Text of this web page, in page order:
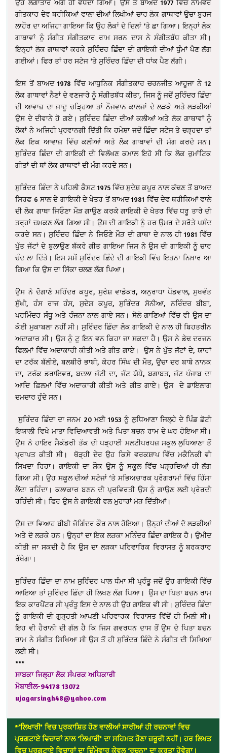
ਉਹ ਲਗਾਤਾਰ ਅੱਗੇ ਹੀ ਵੱਧਦਾ ਗਿਆ। ਉਸ ਤੋਂ ਬਾਅਦ 1977 ਵਿੱਚ ਨਾਮਵਰ
ਗੀਤਕਾਰ ਦੇਵ ਥਰੀਕਿਆਂ ਵਾਲਾ ਦੀਆਂ ਲਿਖੀਆਂ ਚਾਰ ਲੋਕ ਗਾਥਾਵਾਂ ਉਚਾ ਬੁਰਜ
ਲਾਹੌਰ ਦਾ ਅਜਿਹਾ ਗਾਇਆ ਕਿ ਉਹ ਲੋਕਾਂ ਦੇ ਦਿਲਾਂ ‘ਤੇ ਛਾ ਗਿਆ। ਇਨ੍ਹਾਂ ਲੋਕ
ਗਾਥਾਵਾਂ ਨੂੰ ਸੰਗੀਤ ਸੰਗੀਤਕਾਰ ਰਾਮ ਸਰਨ ਦਾਸ ਨੇ ਸੰਗੀਤਬੱਧ ਕੀਤਾ ਸੀ।
ਇਨ੍ਹਾਂ ਲੋਕ ਗਾਥਾਵਾਂ ਕਰਕੇ ਸੁਰਿੰਦਰ ਛਿੰਦਾ ਦੀ ਗਾਇਕੀ ਦੀਆਂ ਧੁੰਮਾਂ ਪੈਣ ਲੱਗ
ਗਈਆਂ। ਫਿਰ ਤਾਂ ਹਰ ਸਟੇਜ ‘ਤੇ ਸੁਰਿੰਦਰ ਛਿੰਦਾ ਦੀ ਧਾਂਕ ਪੈਣ ਲੱਗੀ।
ਇਸ ਤੋਂ ਬਾਅਦ 1978 ਵਿੱਚ ਆਧੁਨਿਕ ਸੰਗੀਤਕਾਰ ਚਰਨਜੀਤ ਆਹੂਜਾ ਨੇ 12
ਲੋਕ ਗਾਥਾਵਾਂ ਨੈਣਾਂ ਦੇ ਵਣਜਾਰੇ ਨੂੰ ਸੰਗੀਤਬੱਧ ਕੀਤਾ, ਜਿਸ ਨੂੰ ਜਦੋਂ ਸੁਰਿੰਦਰ ਛਿੰਦਾ
ਦੀ ਆਵਾਜ਼ ਦਾ ਜਾਦੂ ਚੜ੍ਹਿਆ ਤਾਂ ਨੌਜਵਾਨ ਕਾਲਜਾਂ ਦੇ ਲੜਕੇ ਅਤੇ ਲੜਕੀਆਂ
ਉਸ ਦੇ ਦੀਵਾਨੇ ਹੋ ਗਏ। ਸੁਰਿੰਦਰ ਛਿੰਦਾ ਦੀਆਂ ਕਲੀਆਂ ਅਤੇ ਲੋਕ ਗਾਥਾਵਾਂ ਨੂੰ
ਲੋਕਾਂ ਨੇ ਅਜਿਹੀ ਪ੍ਰਵਾਨਗੀ ਦਿੱਤੀ ਕਿ ਹਮੇਸ਼ਾ ਜਦੋਂ ਛਿੰਦਾ ਸਟੇਜ ਤੇ ਚੜ੍ਹਦਾ ਤਾਂ
ਲੋਕ ਇਕ ਆਵਾਜ਼ ਵਿੱਚ ਕਲੀਆਂ ਅਤੇ ਲੋਕ ਗਾਥਾਵਾਂ ਦੀ ਮੰਗ ਕਰਦੇ ਸਨ।
ਸੁਰਿੰਦਰ ਛਿੰਦਾ ਦੀ ਗਾਇਕੀ ਦੀ ਵਿਲੱਖਣ ਕਮਾਲ ਇਹੋ ਸੀ ਕਿ ਲੋਕ ਰੁਮਾਂਟਿਕ
ਗੀਤਾਂ ਦੀ ਥਾਂ ਲੋਕ ਗਾਥਾਵਾਂ ਦੀ ਮੰਗ ਕਰਦੇ ਸਨ।
ਸੁਰਿੰਦਰ ਛਿੰਦਾ ਨੇ ਪਹਿਲੀ ਕੈਸਟ 1975 ਵਿੱਚ ਸੁਦੇਸ਼ ਕਪੂਰ ਨਾਲ ਕੱਢਣ ਤੋਂ ਬਾਅਦ
ਸਿਰਫ 6 ਸਾਲ ਦੇ ਗਾਇਕੀ ਦੇ ਖੇਤਰ ਤੋਂ ਬਾਅਦ 1981 ਵਿੱਚ ਦੇਵ ਥਰੀਕਿਆਂ ਵਾਲੇ
ਦੀ ਲੋਕ ਗਾਥਾ ਜਿਓਣਾ ਮੌੜ ਗਾਉਣ ਕਰਕੇ ਗਾਇਕੀ ਦੇ ਖੇਤਰ ਵਿੱਚ ਧਰੂ ਤਾਰੇ ਦੀ
ਤਰ੍ਹਾਂ ਚਮਕਣ ਲੱਗ ਗਿਆ ਸੀ। ਉਸ ਦੀ ਗਾਇਕੀ ਨੂੰ ਹਰ ਉਮਰ ਦੇ ਸਰੋਤੇ ਪਸੰਦ
ਕਰਦੇ ਸਨ। ਸੁਰਿੰਦਰ ਛਿੰਦਾ ਨੇ ਜਿਓਣੇ ਮੌੜ ਦੀ ਗਾਥਾ ਦੇ ਨਾਲ ਹੀ 1981 ਵਿੱਚ
ਪੁੱਤ ਜੱਟਾਂ ਦੇ ਬੁਲਾਉਣ ਬੱਕਰੇ ਗੀਤ ਗਾਇਆ ਜਿਸ ਨੇ ਉਸ ਦੀ ਗਾਇਕੀ ਨੂੰ ਚਾਰ
ਚੰਦ ਲਾ ਦਿੱਤੇ। ਇਸ ਸਮੇਂ ਸੁਰਿੰਦਰ ਛਿੰਦੇ ਦੀ ਗਾਇਕੀ ਵਿੱਚ ਇਤਨਾ ਨਿਖ਼ਾਰ ਆ
ਗਿਆ ਕਿ ਉਸ ਦਾ ਸਿੱਕਾ ਚਲਣ ਲੱਗ ਪਿਆ।
ਉਸ ਨੇ ਦੋਗਾਣੇ ਮਹਿੰਦਰ ਕਪੂਰ, ਸੁਰੇਸ਼ ਵਾਡੇਕਰ, ਅਨੁਰਾਧਾ ਪੌਡਵਾਲ, ਸੁਖਵੰਤ
ਸੁੱਖੀ, ਹੰਸ ਰਾਜ ਹੰਸ, ਸੁਦੇਸ਼ ਕਪੂਰ, ਸੁਰਿੰਦਰ ਸੋਨੀਆ, ਨਰਿੰਦਰ ਬੀਬਾ,
ਪਰਮਿੰਦਰ ਸੰਧੂ ਅਤੇ ਰੰਜਨਾ ਨਾਲ ਗਾਏ ਸਨ। ਸੋਲੋ ਗਾਣਿਆਂ ਵਿੱਚ ਵੀ ਉਸ ਦਾ
ਕੋਈ ਮੁਕਾਬਲਾ ਨਹੀਂ ਸੀ। ਸੁਰਿੰਦਰ ਛਿੰਦਾ ਲੋਕ ਗਾਇਕੀ ਦੇ ਨਾਲ ਹੀ ਬਿਹਤਰੀਨ
ਅਦਾਕਾਰ ਸੀ। ਉਸ ਨੂੰ ਟੂ ਇਨ ਵਨ ਕਿਹਾ ਜਾ ਸਕਦਾ ਹੈ। ਉਸ ਨੇ ਡੇਢ ਦਰਜਨ
ਫਿਲਮਾਂ ਵਿੱਚ ਅਦਾਕਾਰੀ ਕੀਤੀ ਅਤੇ ਗੀਤ ਗਾਏ। ਉਸ ਨੇ ਪੁੱਤ ਜੱਟਾਂ ਦੇ, ਯਾਰਾਂ
ਦਾ ਟਰੱਕ ਬੱਲੀਏ, ਬਲਬੀਰੋ ਭਾਬੀ, ਕੇਹਰ ਸਿੰਘ ਦੀ ਮੌਤ, ਉਚਾ ਦਰ ਬਾਬੇ ਨਾਨਕ
ਦਾ, ਟਰੱਕ ਡਰਾਇਵਰ, ਬਦਲਾ ਜੱਟੀ ਦਾ, ਜੱਟ ਯੋਧੇ, ਬਗਾਬਤ, ਜੱਟ ਪੰਜਾਬ ਦਾ
ਆਦਿ ਫ਼ਿਲਮਾਂ ਵਿੱਚ ਅਦਾਕਾਰੀ ਕੀਤੀ ਅਤੇ ਗੀਤ ਗਾਏ। ਉਸ ਦੇ ਡਾਇਲਾਗ
ਦਮਦਾਰ ਹੁੰਦੇ ਸਨ।
ਸੁਰਿੰਦਰ ਛਿੰਦਾ ਦਾ ਜਨਮ 20 ਮਈ 1953 ਨੂੰ ਲੁਧਿਆਣਾ ਜਿਲ੍ਹੇ ਦੇ ਪਿੰਡ ਛੋਟੀ
ਇਯਾਲੀ ਵਿਖੇ ਮਾਤਾ ਵਿਦਿਆਵਤੀ ਅਤੇ ਪਿਤਾ ਬਚਨ ਰਾਮ ਦੇ ਘਰ ਹੋਇਆ ਸੀ।
ਉਸ ਨੇ ਹਾਇਰ ਸੈਕੰਡਰੀ ਤੱਕ ਦੀ ਪੜ੍ਹਾਈ ਮਲਟੀਪਰਪਜ਼ ਸਕੂਲ ਲੁਧਿਆਣਾ ਤੋਂ
ਪ੍ਰਾਪਤ ਕੀਤੀ ਸੀ। ਥੋੜ੍ਹੀ ਦੇਰ ਉਹ ਕਿਸੇ ਵਰਕਸ਼ਾਪ ਵਿੱਚ ਮਕੈਨਿਕੀ ਵੀ
ਸਿਖਦਾ ਰਿਹਾ। ਗਾਇਕੀ ਦਾ ਸ਼ੌਕ ਉਸ ਨੂੰ ਸਕੂਲ ਵਿੱਚ ਪੜ੍ਹਦਿਆਂ ਹੀ ਲੱਗ
ਗਿਆ ਸੀ। ਉਹ ਸਕੂਲ ਦੀਆਂ ਸਟੇਜਾਂ ‘ਤੇ ਸਭਿਅਚਾਰਕ ਪ੍ਰੋਗਰਾਮਾਂ ਵਿੱਚ ਹਿੱਸਾ
ਲੈਂਦਾ ਰਹਿੰਦਾ। ਕਲਾਕਾਰ ਬਣਨ ਦੀ ਪ੍ਰਵਿਰਤੀ ਉਸ ਨੂੰ ਗਾਉਣ ਲਈ ਪ੍ਰੇਰਦੀ
ਰਹਿੰਦੀ ਸੀ। ਫਿਰ ਉਸ ਨੇ ਗਾਇਕੀ ਵਲ ਮੁਹਾਰਾਂ ਮੋੜ ਦਿੱਤੀਆਂ।
ਉਸ ਦਾ ਵਿਆਹ ਬੀਬੀ ਜੋਗਿੰਦਰ ਕੌਰ ਨਾਲ ਹੋਇਆ। ਉਨ੍ਹਾਂ ਦੀਆਂ ਦੋ ਲੜਕੀਆਂ
ਅਤੇ ਦੋ ਲੜਕੇ ਹਨ। ਉਨ੍ਹਾਂ ਦਾ ਇਕ ਲੜਕਾ ਮਨਿੰਦਰ ਛਿੰਦਾ ਗਾਇਕ ਹੈ। ਉਮੀਦ
ਕੀਤੀ ਜਾ ਸਕਦੀ ਹੈ ਕਿ ਉਸ ਦਾ ਲੜਕਾ ਪਰਿਵਾਰਿਕ ਵਿਰਾਸਤ ਨੂੰ ਬਰਕਰਾਰ
ਰੱਖੇਗਾ।
ਸੁਰਿੰਦਰ ਛਿੰਦਾ ਦਾ ਨਾਮ ਸੁਰਿੰਦਰ ਪਾਲ ਧੰਮਾ ਸੀ ਪ੍ਰੰਤੂ ਜਦੋਂ ਉਹ ਗਾਇਕੀ ਵਿੱਚ
ਆਇਆ ਤਾਂ ਸੁਰਿੰਦਰ ਛਿੰਦਾ ਹੀ ਲਿਖਣ ਲੱਗ ਪਿਆ। ਉਸ ਦਾ ਪਿਤਾ ਬਚਨ ਰਾਮ
ਇਕ ਕਾਰਪੈਂਟਰ ਸੀ ਪ੍ਰੰਤੂ ਇਸ ਦੇ ਨਾਲ ਹੀ ਉਹ ਗਾਇਕ ਵੀ ਸੀ। ਸੁਰਿੰਦਰ ਛਿੰਦਾ
ਨੂੰ ਗਾਇਕੀ ਦੀ ਗੁੜ੍ਹਤੀ ਆਪਣੀ ਪਰਿਵਾਰਕ ਵਿਰਾਸਤ ਵਿੱਚੋਂ ਹੀ ਮਿਲੀ ਸੀ।
ਇਹ ਵੀ ਹੈਰਾਨੀ ਦੀ ਗੱਲ ਹੈ ਕਿ ਜਿਸ ਗਵਰਧਨ ਦਾਸ ਤੋਂ ਉਸ ਦੇ ਪਿਤਾ ਬਚਨ
ਰਾਮ ਨੇ ਸੰਗੀਤ ਸਿਖਿਆ ਸੀ ਉਸ ਤੋਂ ਹੀ ਸੁਰਿੰਦਰ ਛਿੰਦੇ ਨੇ ਸੰਗੀਤ ਦੀ ਸਿਖਿਆ
ਲਈ ਸੀ।
***
ਸਾਬਕਾ ਜਿਲ੍ਹਾ ਲੋਕ ਸੰਪਰਕ ਅਧਿਕਾਰੀ
ਮੋਬਾਈਲ-94178 13072
ujagarsingh48@yahoo.com
*’ਲਿਖਾਰੀ’ ਵਿਚ ਪ੍ਰਕਾਸ਼ਿਤ ਹੋਣ ਵਾਲੀਆਂ ਸਾਰੀਆਂ ਹੀ ਰਚਨਾਵਾਂ ਵਿਚ
ਪ੍ਰਗਟਾਏ ਵਿਚਾਰਾਂ ਨਾਲ ‘ਲਿਖਾਰੀ’ ਦਾ ਸਹਿਮਤ ਹੋਣਾ ਜ਼ਰੂਰੀ ਨਹੀਂ। ਹਰ ਲਿਖਤ
ਵਿਚ ਪ੍ਰਗਟਾਏ ਵਿਚਾਰਾਂ ਦਾ ਜ਼ਿੰਮੇਵਾਰ ਕੇਵਲ ‘ਰਚਨਾ’ ਦਾ ਕਰਤਾ ਹੋਵੇਗਾ।